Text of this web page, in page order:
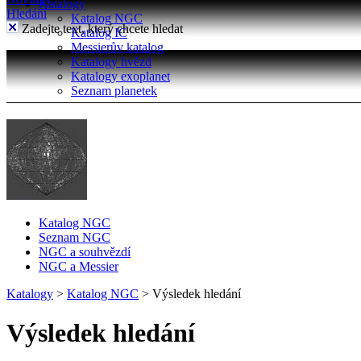
Katalogy
Katalog NGC
Katalog IC
Messierův katalog
Katalogy hvězd
Katalogy exoplanet
Seznam planetek
Hledání
Zadejte text, který chcete hledat
Katalog NGC
Seznam NGC
NGC a souhvězdí
NGC a Messier
Katalogy > Katalog NGC > Výsledek hledání
Výsledek hledání